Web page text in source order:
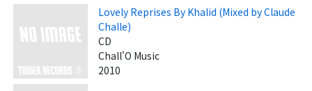
Lovely Reprises By Khalid (Mixed by Claude
Challe)
CD
Chall'O Music
2010